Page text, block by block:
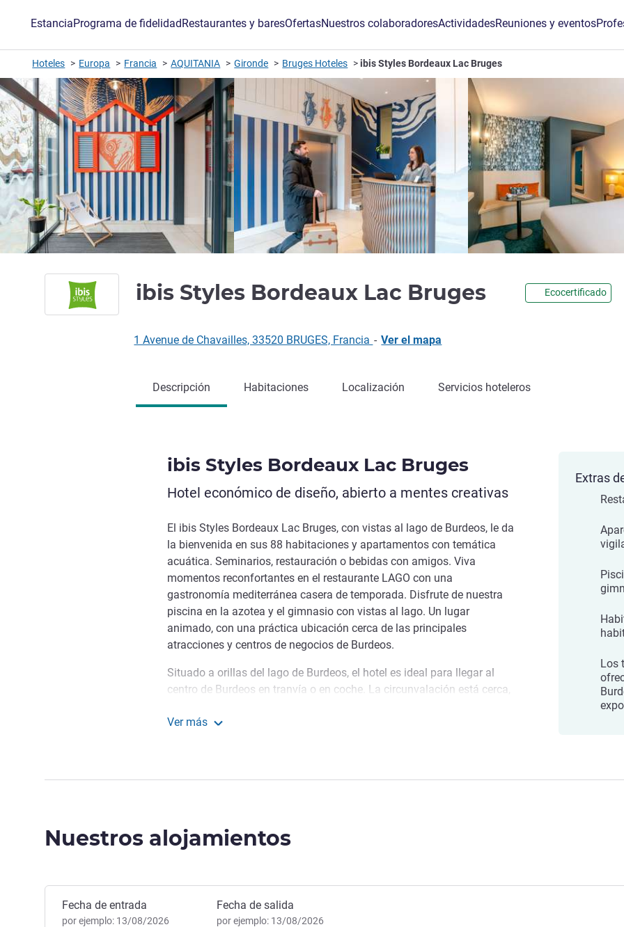
EstanciaPrograma de fidelidadRestaurantes y baresOfertasNuestros colaboradoresActividadesReuniones y eventos
Hoteles Europa Francia AQUITANIA Gironde Bruges Hoteles ibis Styles Bordeaux Lac Bruges
ibis Styles Bordeaux Lac Bruges 3 estrellas
Ecocertificado
1 Avenue de Chavailles, 33520 BRUGES, Francia - Ver el mapa
Descripción Habitaciones Localización Servicios hoteleros
ibis Styles Bordeaux Lac Bruges
Hotel económico de diseño, abierto a mentes creativas
El ibis Styles Bordeaux Lac Bruges, con vistas al lago de Burdeos, le da
la bienvenida en sus 88 habitaciones y apartamentos con temática
acuática. Seminarios, restauración o bebidas con amigos. Viva
momentos reconfortantes en el restaurante LAGO con una
gastronomía mediterránea casera de temporada. Disfrute de nuestra
piscina en la azotea y el gimnasio con vistas al lago. Un lugar
animado, con una práctica ubicación cerca de las principales
atracciones y centros de negocios de Burdeos.
Situado a orillas del lago de Burdeos, el hotel es ideal para llegar al
centro de Burdeos en tranvía o en coche. La circunvalación está cerca,
Ver más
Extras
Los
Nuestros alojamientos
Reservar este hotel
Fecha de entrada
por ejemplo: 13/08/2026
Fecha de salida
por ejemplo: 13/08/2026